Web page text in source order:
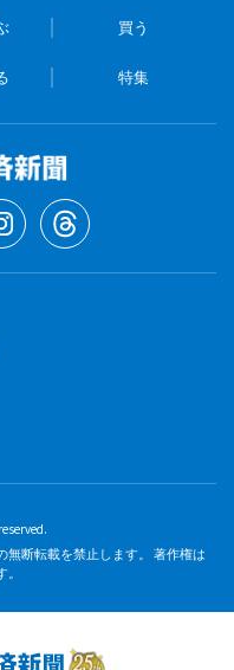
買う
特集
無断転載を禁止します。 著作権は